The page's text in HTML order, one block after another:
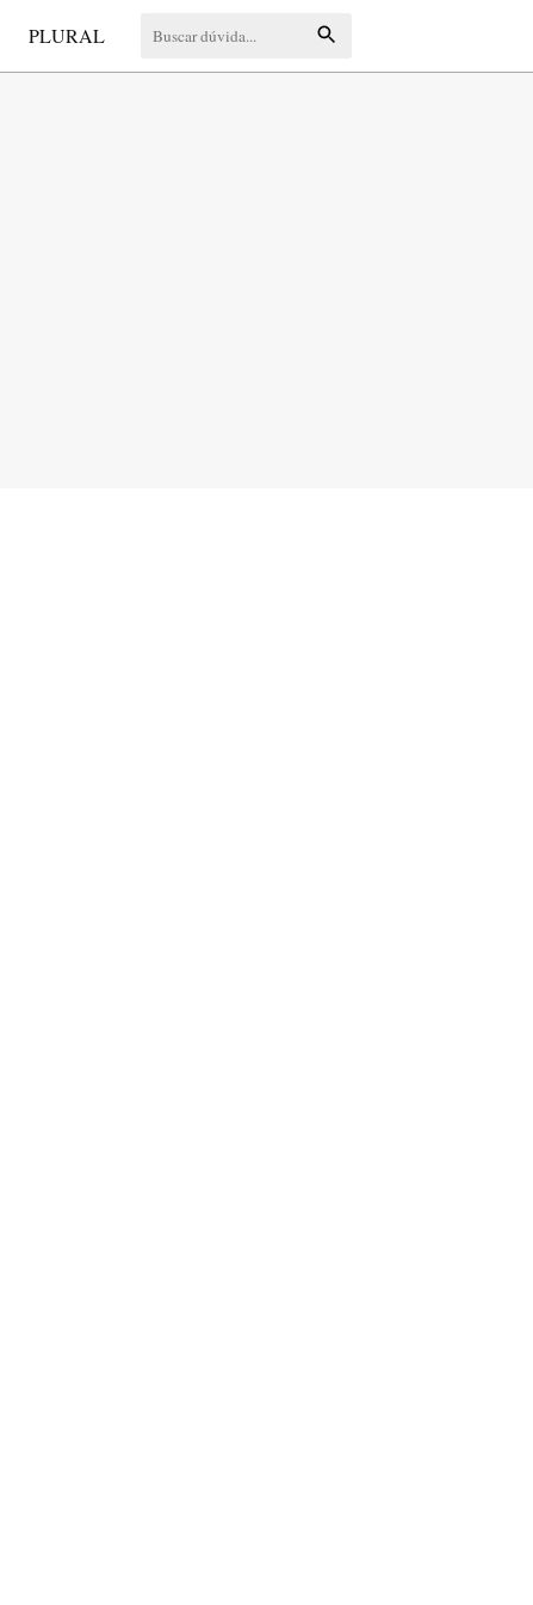
PLURAL